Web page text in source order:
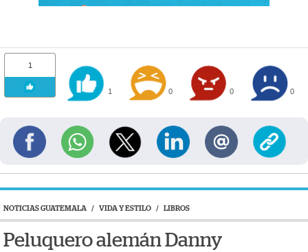
1
1 0 0 0
NOTICIAS GUATEMALA / VIDA Y ESTILO / LIBROS
Peluquero alemán Danny